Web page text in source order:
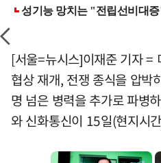
[서울=뉴시스]이재준 기자 =
협상 재개, 전쟁 종식을 압박
명 넘은 병력을 추가로 파병
와 신화통신이 15일(현지시